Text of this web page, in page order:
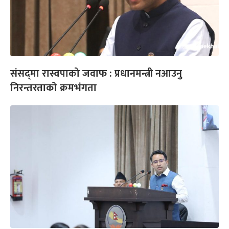
संसद्‌मा रास्वपाको जवाफ : प्रधानमन्त्री नआउनु
निरन्तरताको क्रमभंगता